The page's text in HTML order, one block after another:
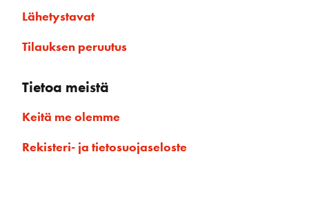
Lähetystavat
Tilauksen peruutus
Tietoa meistä
Keitä me olemme
Rekisteri- ja tietosuojaseloste